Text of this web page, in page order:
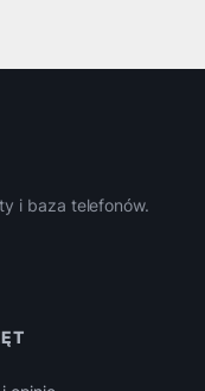
i baza telefonów.